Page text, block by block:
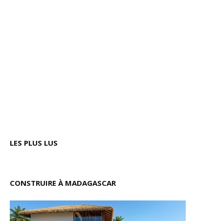
LES PLUS LUS
CONSTRUIRE À MADAGASCAR